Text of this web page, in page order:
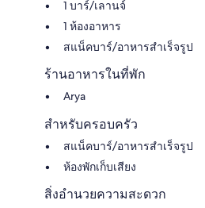
1 บาร์/เลานจ์
1 ห้องอาหาร
สแน็คบาร์/อาหารสำเร็จรูป
ร้านอาหารในที่พัก
Arya
สำหรับครอบครัว
สแน็คบาร์/อาหารสำเร็จรูป
ห้องพักเก็บเสียง
สิ่งอำนวยความสะดวก